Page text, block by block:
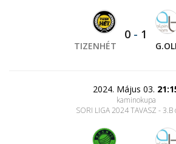
TIZENHÉT
0 - 1
2024. Május 03.
kaminokupa
SORI LIGA 2024 TAVASZ - 3.B